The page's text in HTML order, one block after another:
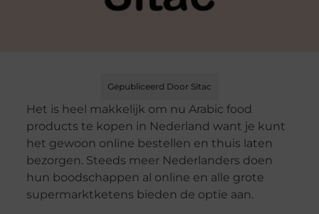
Gepubliceerd Door Sitac
Het is heel makkelijk om nu Arabic food
products te kopen in Nederland want je kunt
het gewoon online bestellen en thuis laten
bezorgen. Steeds meer Nederlanders doen
hun boodschappen al online en alle grote
supermarktketens bieden de optie aan.